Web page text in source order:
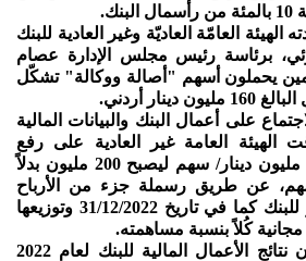
العامّة العاديّة وغير العادية للبنك
برئاسة رئيس مجلس الإدارة عصام
يحملون أسهم "أصالة ووكالة" تشكّل
على أعمال البنك والبيانات المالية
صادقت الهيئة العامة غير العادية على رفع
رأسمال البنك بقيمة 40 مليون دينار/ سهم ليصبح 200 مليون بدلاً
سهم، عن طريق رسملة جزء من الأرباح
المدورة وعلاوة الإصدار للبنك كما في تاريخ 31/12/2022 وتوزيعها
كُلاً بنسبة مساهمته.
وأشار السلفيتي، إلى أن نتائج الأعمال المالية للبنك لعام 2022